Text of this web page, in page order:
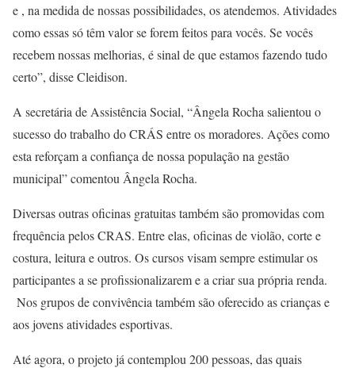
e , na medida de nossas possibilidades, os atendemos. Atividades
como essas só têm valor se forem feitos para vocês. Se vocês
recebem nossas melhorias, é sinal de que estamos fazendo tudo
certo”, disse Cleidison.
A secretária de Assistência Social, “Ângela Rocha salientou o
sucesso do trabalho do CRÁS entre os moradores. Ações como
esta reforçam a confiança de nossa população na gestão
municipal” comentou Ângela Rocha.
Diversas outras oficinas gratuitas também são promovidas com
frequência pelos CRAS. Entre elas, oficinas de violão, corte e
costura, leitura e outros. Os cursos visam sempre estimular os
participantes a se profissionalizarem e a criar sua própria renda.
Nos grupos de convivência também são oferecido as crianças e
aos jovens atividades esportivas.
Até agora, o projeto já contemplou 200 pessoas, das quais